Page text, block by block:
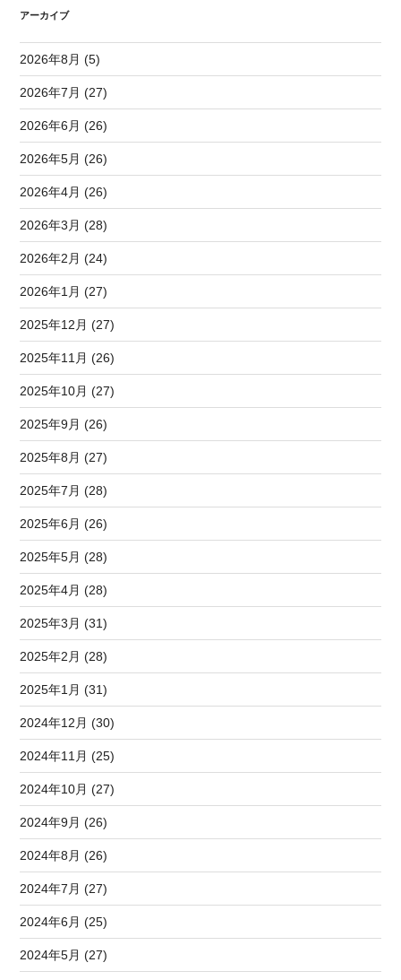
アーカイブ
2026年8月 (5)
2026年7月 (27)
2026年6月 (26)
2026年5月 (26)
2026年4月 (26)
2026年3月 (28)
2026年2月 (24)
2026年1月 (27)
2025年12月 (27)
2025年11月 (26)
2025年10月 (27)
2025年9月 (26)
2025年8月 (27)
2025年7月 (28)
2025年6月 (26)
2025年5月 (28)
2025年4月 (28)
2025年3月 (31)
2025年2月 (28)
2025年1月 (31)
2024年12月 (30)
2024年11月 (25)
2024年10月 (27)
2024年9月 (26)
2024年8月 (26)
2024年7月 (27)
2024年6月 (25)
2024年5月 (27)